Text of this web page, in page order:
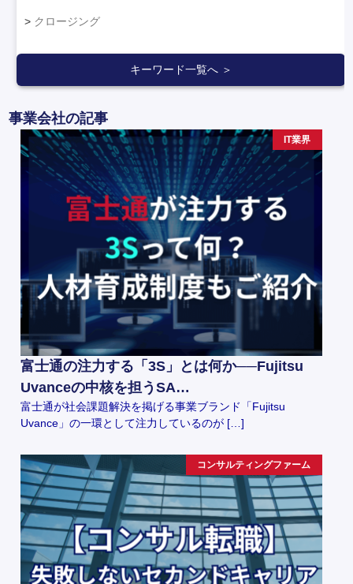
クロージング
キーワード一覧へ ＞
事業会社の記事
IT業界
富士通の注力する「3S」とは何か──Fujitsu
Uvanceの中核を担うSA…
富士通が社会課題解決を掲げる事業ブランド「Fujitsu
Uvance」の一環として注力しているのが […]
コンサルティングファーム